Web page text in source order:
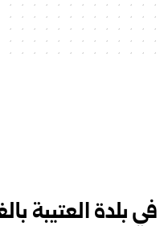
بلدة العتيبة